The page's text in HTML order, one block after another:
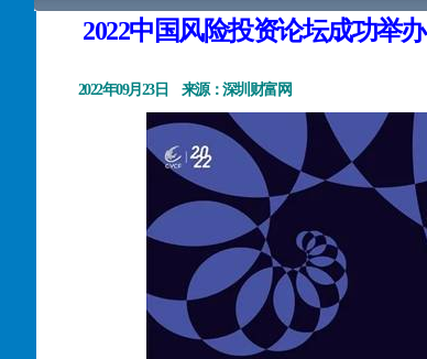
2022中国风险投资论坛成功举办
2022年09月 23日 来源：深圳财富网